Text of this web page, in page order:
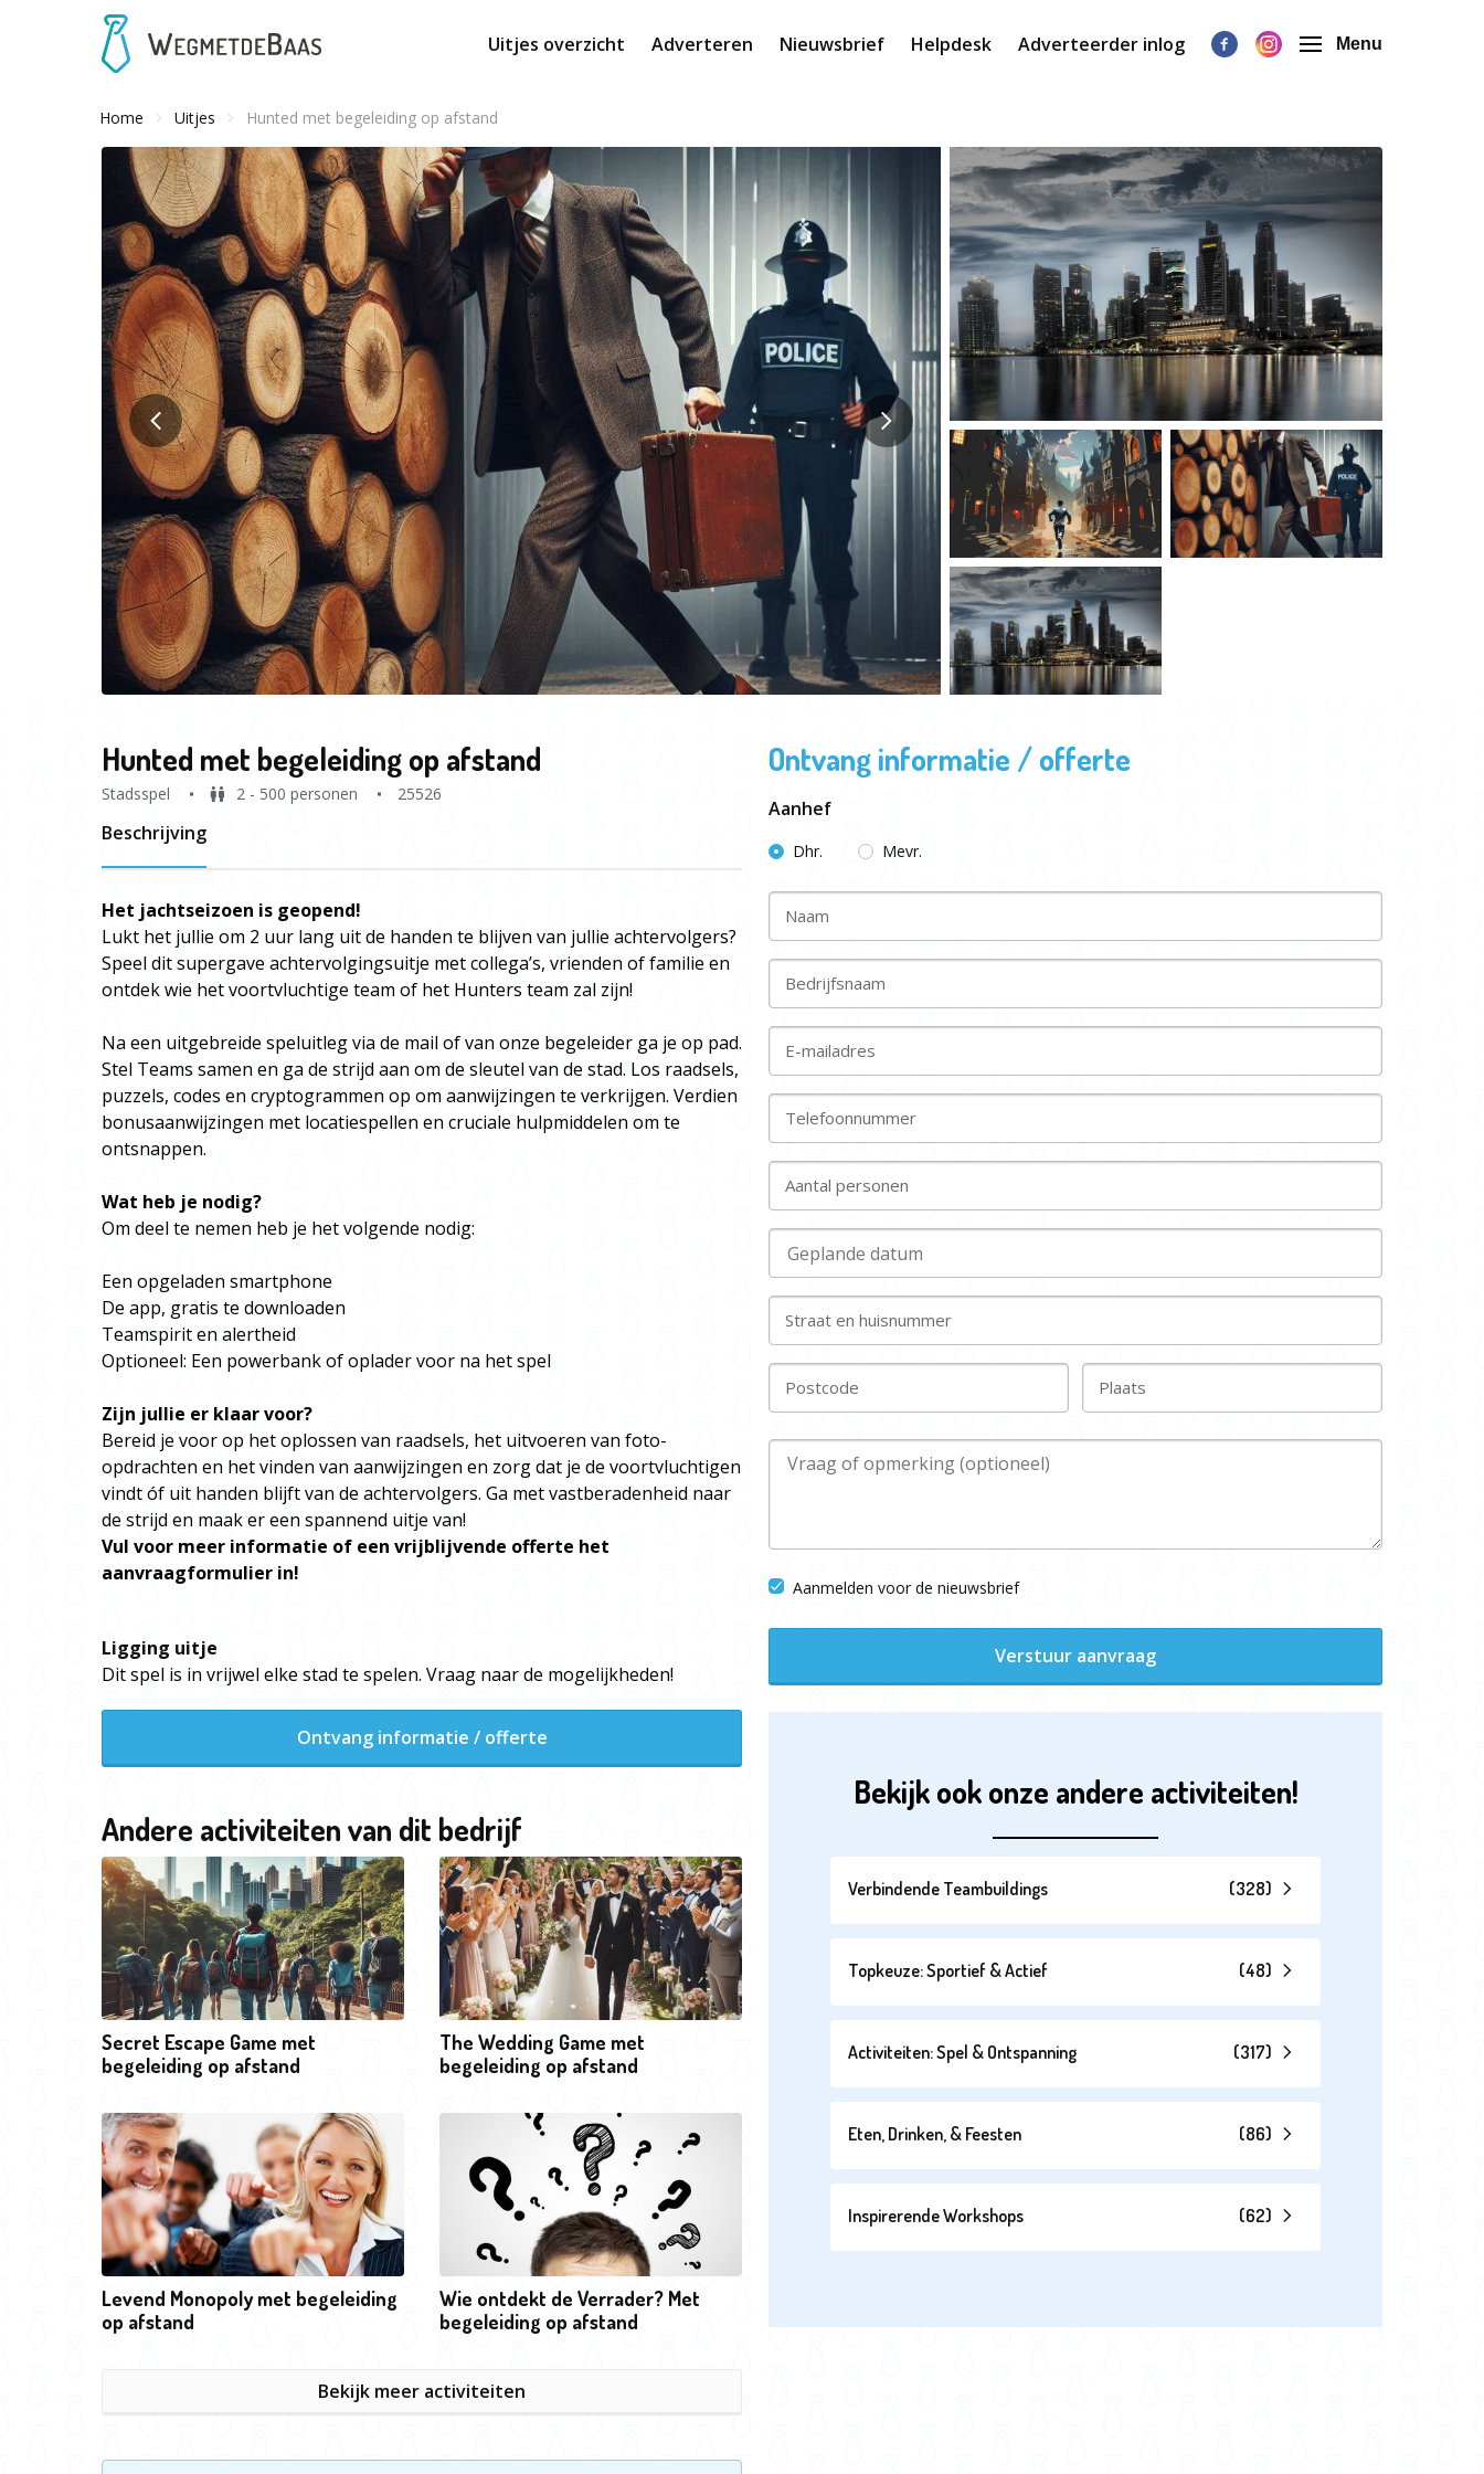
Uitjes overzicht Adverteren Nieuwsbrief Helpdesk Adverteerder inlog Menu
Home Uitjes Hunted met begeleiding op afstand
Hunted met begeleiding op afstand
Stadsspel 2 - 500 personen 25526
Beschrijving
Het jachtseizoen is geopend!
Lukt het jullie om 2 uur lang uit de handen te blijven van jullie achtervolgers?
Speel dit supergave achtervolgingsuitje met collega’s, vrienden of familie en
ontdek wie het voortvluchtige team of het Hunters team zal zijn!
Na een uitgebreide speluitleg via de mail of van onze begeleider ga je op pad.
Stel Teams samen en ga de strijd aan om de sleutel van de stad. Los raadsels,
puzzels, codes en cryptogrammen op om aanwijzingen te verkrijgen. Verdien
bonusaanwijzingen met locatiespellen en cruciale hulpmiddelen om te
ontsnappen.
Wat heb je nodig?
Om deel te nemen heb je het volgende nodig:
Een opgeladen smartphone
De app, gratis te downloaden
Teamspirit en alertheid
Optioneel: Een powerbank of oplader voor na het spel
Zijn jullie er klaar voor?
Bereid je voor op het oplossen van raadsels, het uitvoeren van foto-
opdrachten en het vinden van aanwijzingen en zorg dat je de voortvluchtigen
vindt óf uit handen blijft van de achtervolgers. Ga met vastberadenheid naar
de strijd en maak er een spannend uitje van!
Vul voor meer informatie of een vrijblijvende offerte het
aanvraagformulier in!
Ligging uitje
Dit spel is in vrijwel elke stad te spelen. Vraag naar de mogelijkheden!
Ontvang informatie / offerte
Andere activiteiten van dit bedrijf
Secret Escape Game met
begeleiding op afstand
The Wedding Game met
begeleiding op afstand
Levend Monopoly met begeleiding
op afstand
Wie ontdekt de Verrader? Met
begeleiding op afstand
Bekijk meer activiteiten
Ontvang informatie / offerte
Aanhef
Dhr. Mevr.
Naam
Bedrijfsnaam
E-mailadres
Telefoonnummer
Aantal personen
Straat en huisnummer
Postcode Plaats
Aanmelden voor de nieuwsbrief
Verstuur aanvraag
Bekijk ook onze andere activiteiten!
Verbindende Teambuildings (328)
Topkeuze: Sportief & Actief (48)
Activiteiten: Spel & Ontspanning (317)
Eten, Drinken, & Feesten (86)
Inspirerende Workshops (62)